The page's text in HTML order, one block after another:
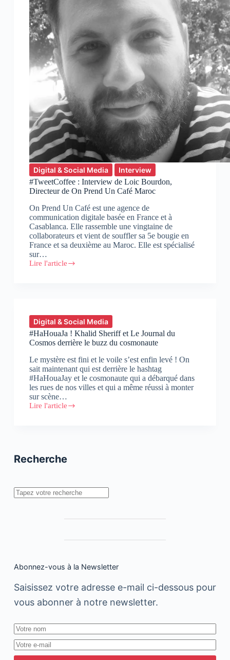
Digital & Social Media
Interview
#TweetCoffee : Interview de Loic Bourdon,
Directeur de On Prend Un Café Maroc
On Prend Un Café est une agence de
communication digitale basée en France et à
Casablanca. Elle rassemble une vingtaine de
collaborateurs et vient de souffler sa 5e bougie en
France et sa deuxième au Maroc. Elle est spécialisé
sur…
Lire l'article
#TweetCoffee
Directeur
de
On
Prend
Café
Maroc
Digital & Social Media
#HaHouaJa ! Khalid Sheriff et Le Journal du
Cosmos derrière le buzz du cosmonaute
Le mystère est fini et le voile s’est enfin levé ! On
sait maintenant qui est derrière le hashtag
#HaHouaJay et le cosmonaute qui a débarqué dans
les rues de nos villes et qui a même réussi à monter
sur scène…
Lire l'article
#HaHouaJa
Journal
derrière
le
Recherche
Rechercher
Abonnez-vous à la Newsletter
Saisissez votre adresse e-mail ci-dessous pour
vous abonner à notre newsletter.